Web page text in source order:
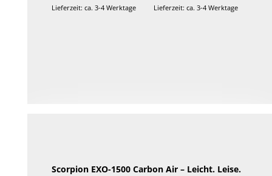
Lieferzeit: ca. 3-4 Werktage Lieferzeit: ca. 3-4 Werktage
Scorpion EXO-1500 Carbon Air – Leicht. Leise.